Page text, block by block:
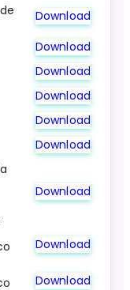
Download
Download
Download
Download
Download
Download
Download
Download
Download